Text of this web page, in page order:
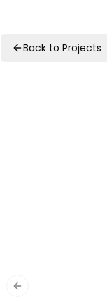
Back to Projects
Previous slide